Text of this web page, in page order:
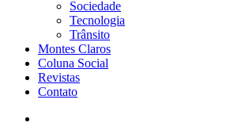
Sociedade
Tecnologia
Trânsito
Montes Claros
Coluna Social
Revistas
Contato